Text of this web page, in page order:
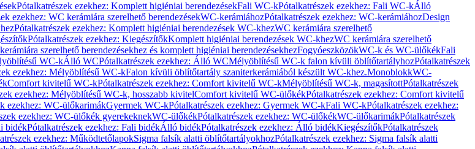
Pótalkatrészek ezekhez: Komplett higiéniai berendezésekFali WC-kPótalkatrészek ezekhez: Fali WC-kÁlló
ezekhez: WC kerámiára szerelhető berendezésekWC-kerámiáhozPótalkatrészek ezekhez: WC-kerámiáhozDesign
Pótalkatrészek ezekhez: Komplett higiéniai berendezések WC-khezWC kerámiára szerelhető
Pótalkatrészek ezekhez: KiegészítőkKomplett higiéniai berendezések WC-khezWC kerámiára szerelhető
szerelhető berendezésekhez és komplett higiéniai berendezésekhezFogyóeszközökWC-k és WC-ülőkékFali
WC-kÁlló WCPótalkatrészek ezekhez: Álló WCMélyöblítésű WC-k falon kívüli öblítőtartályhozPótalkatrészek
ezekhez: Mélyöblítésű WC-kFalon kívüli öblítőtartály szaniterkerámiából készült WC-khez.MonoblokkWC-
Comfort kivitelű WC-kPótalkatrészek ezekhez: Comfort kivitelű WC-kMélyöblítésű WC-k, magasítottPótalkatrészek
ezekhez: Mélyöblítésű WC-k, hosszabb kivitelComfort kivitelű WC-ülőkékPótalkatrészek ezekhez: Comfort kivitelű
ezekhez: WC-ülőkarimákGyermek WC-kPótalkatrészek ezekhez: Gyermek WC-kFali WC-kPótalkatrészek ezekhez:
ezekhez: WC-ülőkék gyerekeknekWC-ülőkékPótalkatrészek ezekhez: WC-ülőkékWC-ülőkarimákPótalkatrészek
bidékPótalkatrészek ezekhez: Fali bidékÁlló bidékPótalkatrészek ezekhez: Álló bidékKiegészítőkPótalkatrészek
ezekhez: MűködtetőlapokSigma falsík alatti öblítőtartályokhozPótalkatrészek ezekhez: Sigma falsík alatti